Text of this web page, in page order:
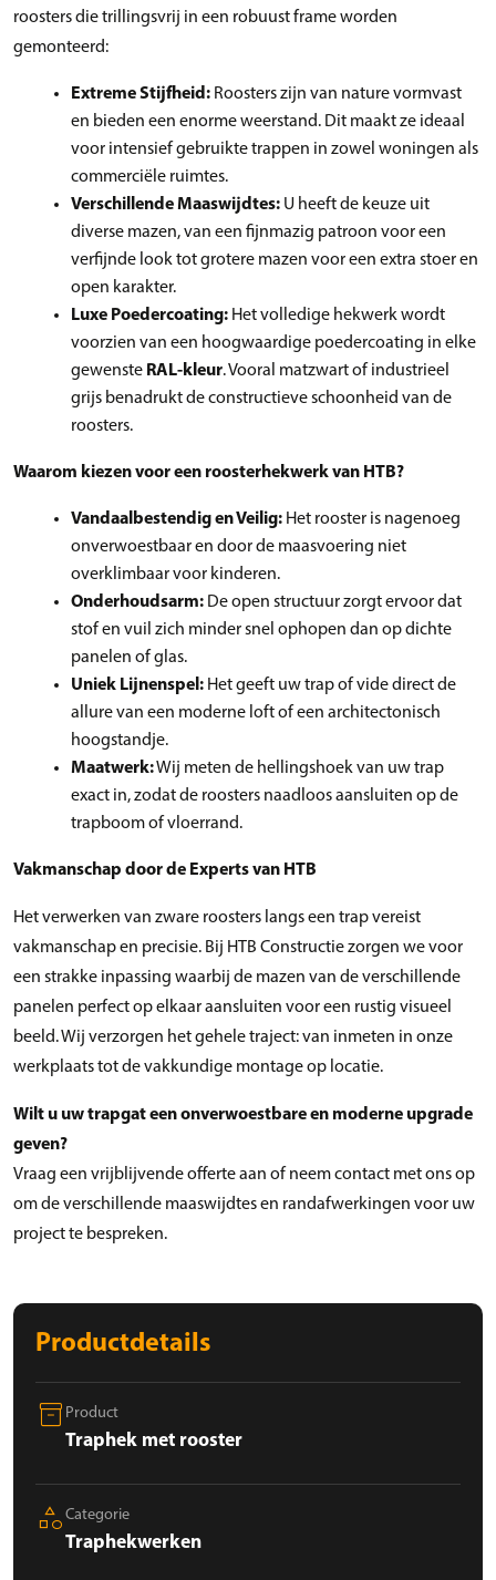
roosters die trillingsvrij in een robuust frame worden
gemonteerd:
Extreme Stijfheid: Roosters zijn van nature vormvast
en bieden een enorme weerstand. Dit maakt ze ideaal
voor intensief gebruikte trappen in zowel woningen als
commerciële ruimtes.
Verschillende Maaswijdtes: U heeft de keuze uit
diverse mazen, van een fijnmazig patroon voor een
verfijnde look tot grotere mazen voor een extra stoer en
open karakter.
Luxe Poedercoating: Het volledige hekwerk wordt
voorzien van een hoogwaardige poedercoating in elke
gewenste RAL-kleur. Vooral matzwart of industrieel
grijs benadrukt de constructieve schoonheid van de
roosters.
Waarom kiezen voor een roosterhekwerk van HTB?
Vandaalbestendig en Veilig: Het rooster is nagenoeg
onverwoestbaar en door de maasvoering niet
overklimbaar voor kinderen.
Onderhoudsarm: De open structuur zorgt ervoor dat
stof en vuil zich minder snel ophopen dan op dichte
panelen of glas.
Uniek Lijnenspel: Het geeft uw trap of vide direct de
allure van een moderne loft of een architectonisch
hoogstandje.
Maatwerk:Wij meten de hellingshoek van uw trap
exact in, zodat de roosters naadloos aansluiten op de
trapboom of vloerrand.
Vakmanschap door de Experts van HTB
Het verwerken van zware roosters langs een trap vereist
vakmanschap en precisie. Bij HTB Constructie zorgen we voor
een strakke inpassing waarbij de mazen van de verschillende
panelen perfect op elkaar aansluiten voor een rustig visueel
beeld. Wij verzorgen het gehele traject: van inmeten in onze
werkplaats tot de vakkundige montage op locatie.
Wilt u uw trapgat een onverwoestbare en moderne upgrade
geven?
Vraag een vrijblijvende offerte aan of neem contact met ons op
om de verschillende maaswijdtes en randafwerkingen voor uw
project te bespreken.
Productdetails
inventory_2 Product
Traphek met rooster
category Categorie
Traphekwerken